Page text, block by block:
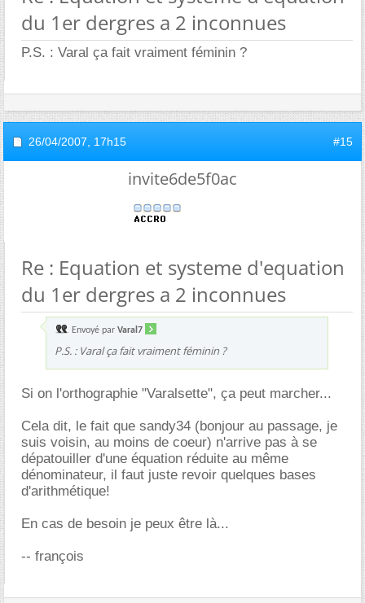
du 1er dergres a 2 inconnues
P.S. : Varal ça fait vraiment féminin ?
26/04/2007, 17h15 #15
invite6de5f0ac
Re : Equation et systeme d'equation
du 1er dergres a 2 inconnues
Envoyé par Varal7
P.S. : Varal ça fait vraiment féminin ?
Si on l'orthographie "Varalsette", ça peut marcher...
Cela dit, le fait que sandy34 (bonjour au passage, je
suis voisin, au moins de coeur) n'arrive pas à se
dépatouiller d'une équation réduite au même
dénominateur, il faut juste revoir quelques bases
d'arithmétique!
En cas de besoin je peux être là...
-- françois